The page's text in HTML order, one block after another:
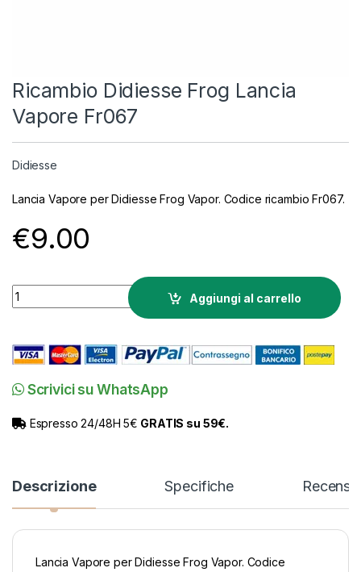
Ricambio Didiesse Frog Lancia
Vapore Fr067
Didiesse
Lancia Vapore per Didiesse Frog Vapor. Codice ricambio Fr067.
€9.00
Ricambio Didiesse Frog Lancia Vapore Fr067 quantity
Aggiungi al carrello
Scrivici su WhatsApp
Espresso 24/48H 5€ GRATIS su 59€.
Descrizione Specifiche
Lancia Vapore per Didiesse Frog Vapor. Codice